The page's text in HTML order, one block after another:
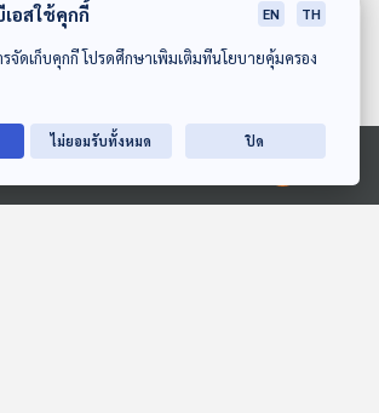
Application
ะแพร่ภาพสาธารณะแห่งประเทศไทย
อสใช้คุกกี้ EN TH
รจัดเก็บคุกกี้ โปรดศึกษาเพิ่มเติมที่นโยบายคุ้มครอง
ไม่ยอมรับทั้งหมด ปิด